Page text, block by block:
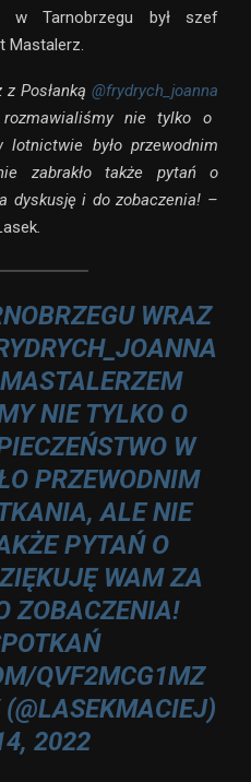
w Tarnobrzegu był szef
Mastalerz.
Posłanką @frydrych_joanna
nie tylko o
było przewodnim
zabrakło także pytań o
dyskusję i do zobaczenia! –
.
WRAZ
NIE TYLKO O
W
PRZEWODNIM
ALE NIE
PYTAŃ O
WAM ZA
ZOBACZENIA!
QVF2MCG1MZ
2022